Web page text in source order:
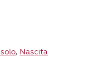
, Nascita